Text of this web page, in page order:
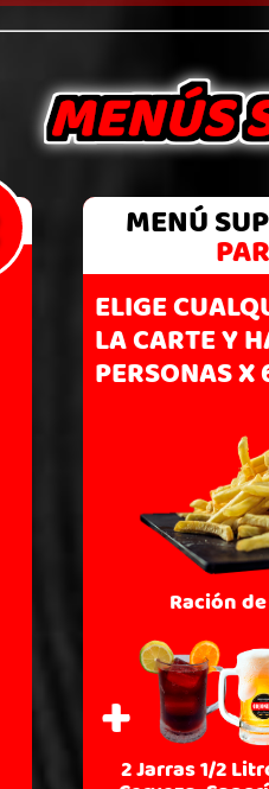
MENÚS
MENÚ
ELIGE
LA CARTE Y
PERSONAS X
+
Ración
2 Jarras 1/2